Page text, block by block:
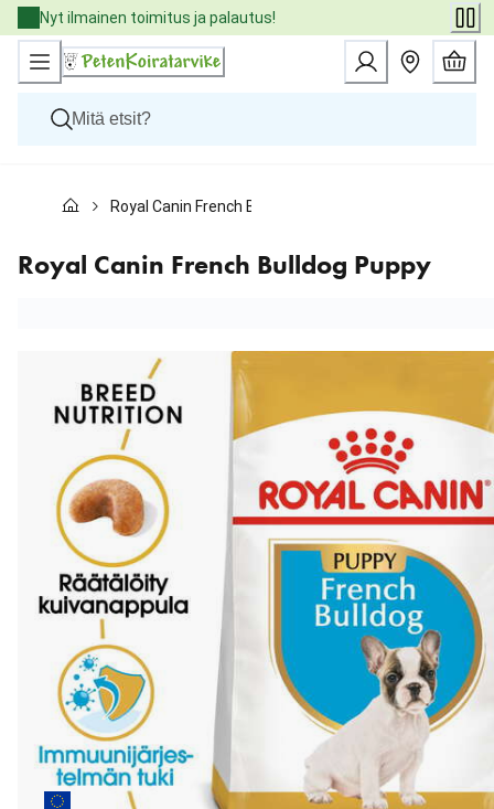
Skip
to
Content
Nyt ilmainen toimitus ja palautus!
Kissat
Eläinlääkäriruoat
Tuotemerkit
Royal Canin French Bulldog Puppy
Royal Canin French Bulldog Puppy